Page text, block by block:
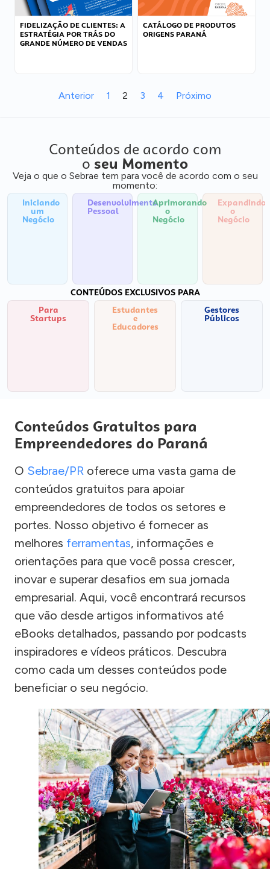
FIDELIZAÇÃO DE CLIENTES: A
ESTRATÉGIA POR TRÁS DO
GRANDE NÚMERO DE VENDAS
CATÁLOGO DE PRODUTOS
ORIGENS PARANÁ
Anterior 1 2 3 4 Próximo
Conteúdos de acordo com
o seu Momento
Veja o que o Sebrae tem para você de acordo com o seu
momento:
Iniciando
um
Negócio
Desenvolvimento
Pessoal
Aprimorando
o
Negócio
Expandindo
o
Negócio
CONTEÚDOS EXCLUSIVOS PARA
Para
Startups
Estudantes
e
Educadores
Gestores
Públicos
Conteúdos Gratuitos para
Empreendedores do Paraná
O Sebrae/PR oferece uma vasta gama de
conteúdos gratuitos para apoiar
empreendedores de todos os setores e
portes. Nosso objetivo é fornecer as
melhores ferramentas, informações e
orientações para que você possa crescer,
inovar e superar desafios em sua jornada
empresarial. Aqui, você encontrará recursos
que vão desde artigos informativos até
eBooks detalhados, passando por podcasts
inspiradores e vídeos práticos. Descubra
como cada um desses conteúdos pode
beneficiar o seu negócio.